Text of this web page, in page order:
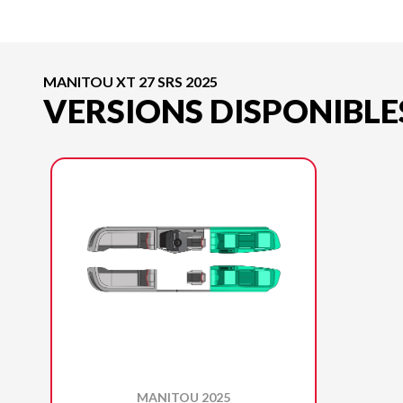
MANITOU XT 27 SRS 2025
VERSIONS
MANITOU 2025